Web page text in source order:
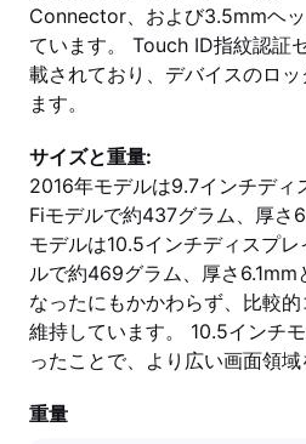
Connector、および3.5mmヘ
ています。 Touch ID指紋認証
載されており、デバイスのロ
ます。
サイズと重量:
2016年モデルは9.7インチディ
Fiモデルで約437グラム、厚さ
モデルは10.5インチディスプ
ルで約469グラム、厚さ6.1mm
なったにもかかわらず、比較
維持しています。 10.5インチ
ったことで、より広い画面領域
重量